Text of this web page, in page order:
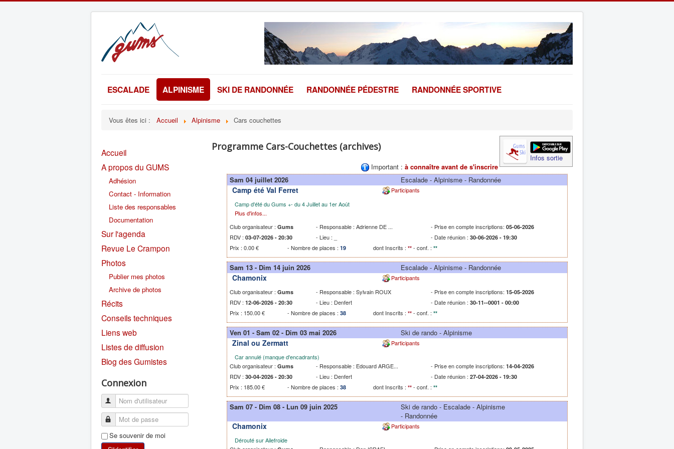
ESCALADE ALPINISME SKI DE RANDONNÉE RANDONNÉE PÉDESTRE RANDONNÉE SPORTIVE
Vous êtes ici : Accueil Alpinisme Cars couchettes
Accueil
A propos du GUMS
Adhésion
Contact - Information
Liste des responsables
Documentation
Sur l'agenda
Revue Le Crampon
Photos
Publier mes photos
Archive de photos
Récits
Conseils techniques
Liens web
Listes de diffusion
Blog des Gumistes
Connexion
Se souvenir de moi
Programme Cars-Couchettes (archives)
Infos sortie
Important : à connaître avant de s'inscrire
Sam 04 juillet 2026
Escalade - Alpinisme - Randonnée
Camp été Val Ferret
Participants
Camp d'été du Gums +- du 4 Juillet au 1er Août
Plus d'infos...
Club organisateur : Gums - Responsable : Adrienne DE ... - Prise en compte inscriptions: 05-06-2026
RDV : 03-07-2026 - 20:30 - Lieu : _ - Date réunion : 30-06-2026 - 19:30
Prix : 0.00 € - Nombre de places : 19 dont Inscrits :** - conf. : **
Sam 13 - Dim 14 juin 2026 Escalade - Alpinisme - Randonnée
Chamonix
Participants
Club organisateur : Gums - Responsable : Sylvain ROUX - Prise en compte inscriptions: 15-05-2026
RDV : 12-06-2026 - 20:30 - Lieu : Denfert - Date réunion : 30-11--0001 - 00:00
Prix : 150.00 € - Nombre de places : 38 dont Inscrits :** - conf. : **
Ven 01 - Sam 02 - Dim 03 mai 2026 Ski de rando - Alpinisme
Zinal ou Zermatt
Participants
Car annulé (manque d'encadrants)
Club organisateur : Gums - Responsable : Edouard ARGE... - Prise en compte inscriptions: 14-04-2026
RDV : 30-04-2026 - 20:30 - Lieu : Denfert - Date réunion : 27-04-2026 - 19:30
Prix : 185.00 € - Nombre de places : 38 dont Inscrits :** - conf. : **
Sam 07 - Dim 08 - Lun 09 juin 2025
Ski de rando - Escalade - Alpinisme
- Randonnée
Chamonix
Participants
Dérouté sur Ailefroide